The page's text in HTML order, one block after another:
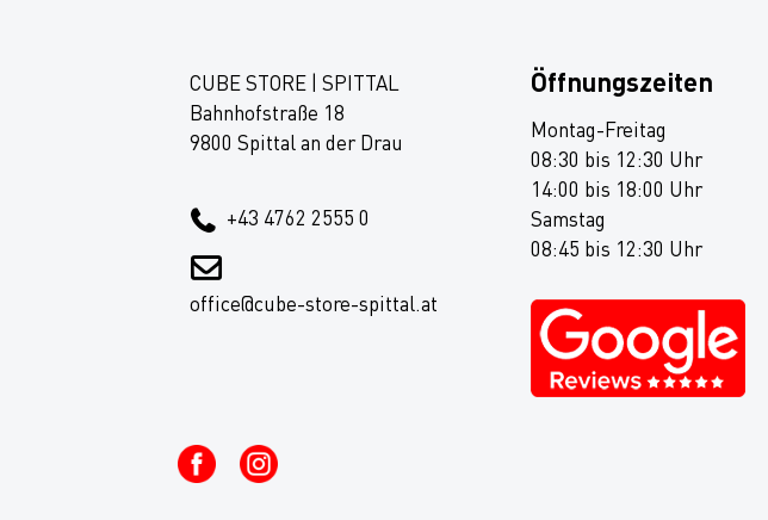
CUBE STORE | SPITTAL
Bahnhofstraße 18
9800 Spittal an der Drau
+43 4762 2555 0
office@cube-store-spittal.at
Öffnungszeiten
Montag-Freitag
08:30 bis 12:30 Uhr
14:00 bis 18:00 Uhr
Samstag
08:45 bis 12:30 Uhr